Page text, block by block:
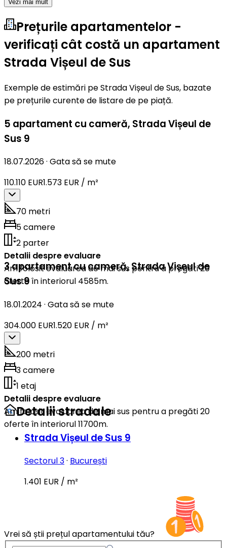
Vezi mai mult
Prețurile apartamentelor -
verificați cât costă un apartament
Strada Vișeul de Sus
Exemple de estimări pe Strada Vișeul de Sus, bazate
pe prețurile curente de listare de pe piață.
5 apartament cu cameră, Strada Vișeul de
Sus 9
18.07.2026· Gata să se mute
110.110 EUR1.573 EUR / m²
70 metri
5 camere
2 parter
Detalii despre evaluare
Am folosit evaluarea de mai sus pentru a pregăti 20
oferte în interiorul 4585m.
3 apartament cu cameră,Strada Vișeul de
Sus 9
18.01.2024 · Gata să se mute
304.000 EUR1.520 EUR / m²
200 metri
3 camere
1 etaj
Detalii despre evaluare
Am folosit evaluarea de mai sus pentru a pregăti 20
oferte în interiorul 11700m.
Detalii stradale
Strada Vișeul de Sus 9
Sectorul 3· București
1.401 EUR / m²
Vrei să știi prețul apartamentului tău?